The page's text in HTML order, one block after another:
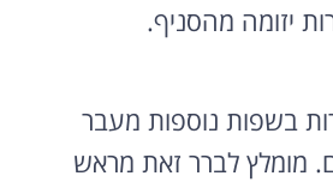
יזומה מהסניף.
בשפות נוספות מעבר
מומלץ לברר זאת מראש